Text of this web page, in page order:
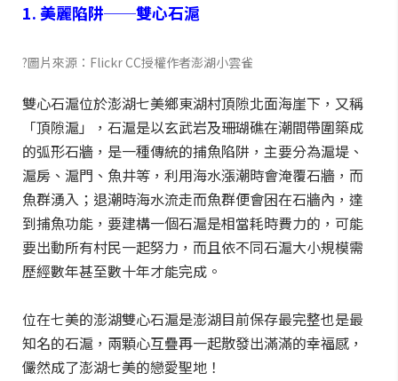
1. 美麗陷阱──雙心石滬
?圖片來源：Flickr CC授權作者澎湖小雲雀
雙心石滬位於澎湖七美鄉東湖村頂隙北面海崖下，又稱
「頂隙滬」，石滬是以玄武岩及珊瑚礁在潮間帶圍築成
的弧形石牆，是一種傳統的捕魚陷阱，主要分為滬堤、
滬房、滬門、魚井等，利用海水漲潮時會淹覆石牆，而
魚群湧入；退潮時海水流走而魚群便會困在石牆內，達
到捕魚功能，要建構一個石滬是相當耗時費力的，可能
要出動所有村民一起努力，而且依不同石滬大小規模需
歷經數年甚至數十年才能完成。
位在七美的澎湖雙心石滬是澎湖目前保存最完整也是最
知名的石滬，兩顆心互疊再一起散發出滿滿的幸福感，
儼然成了澎湖七美的戀愛聖地！